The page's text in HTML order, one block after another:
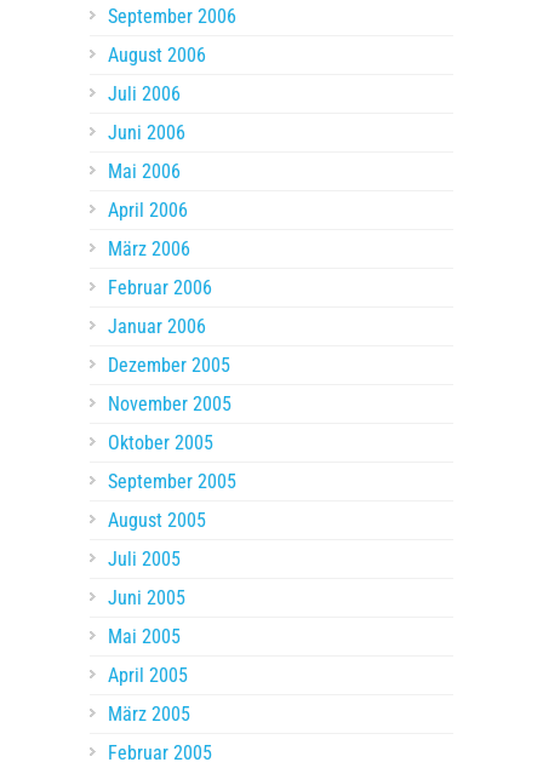
September 2006
August 2006
Juli 2006
Juni 2006
Mai 2006
April 2006
März 2006
Februar 2006
Januar 2006
Dezember 2005
November 2005
Oktober 2005
September 2005
August 2005
Juli 2005
Juni 2005
Mai 2005
April 2005
März 2005
Februar 2005